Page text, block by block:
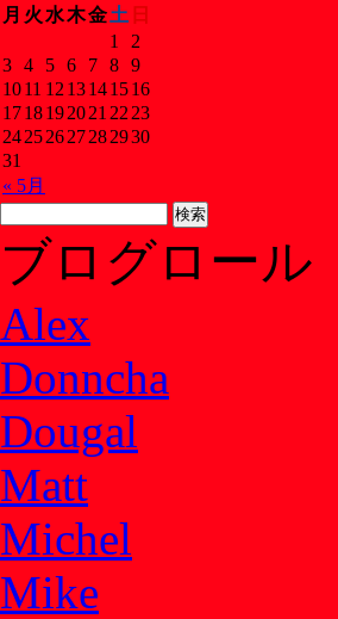
月 火 水木金土 日
« 5月
1
2
3 4 5 6 7 8 9
1011 12 13141516
1718192021 22 23
24252627282930
31
ブログロール
Alex
Donncha
Dougal
Matt
Michel
Mike